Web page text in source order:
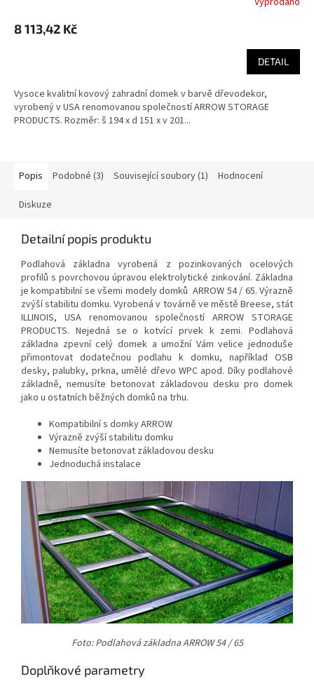
8 113,42 Kč
DETAIL
Vysoce kvalitní kovový zahradní domek v barvě dřevodekor,
vyrobený v USA renomovanou společností ARROW STORAGE
PRODUCTS. Rozměr: š 194 x d 151 x v 201...
Popis Podobné (3) Související soubory (1) Hodnocení
Diskuze
Detailní popis produktu
Podlahová základna vyrobená z pozinkovaných ocelových
profilů s povrchovou úpravou elektrolytické zinkování. Základna
je kompatibilní se všemi modely domků ARROW 54 / 65. Výrazně
zvýší stabilitu domku. Vyrobená v továrně ve městě Breese, stát
ILLINOIS, USA renomovanou společností ARROW STORAGE
PRODUCTS. Nejedná se o kotvící prvek k zemi. Podlahová
základna zpevní celý domek a umožní Vám velice jednoduše
přimontovat dodatečnou podlahu k domku, například OSB
desky, palubky, prkna, umělé dřevo WPC apod. Díky podlahové
základně, nemusíte betonovat základovou desku pro domek
jako u ostatních běžných domků na trhu.
Kompatibilní s domky ARROW
Výrazně zvýší stabilitu domku
Nemusíte betonovat základovou desku
Jednoduchá instalace
Foto: Podlahová základna ARROW 54 / 65
Doplňkové parametry